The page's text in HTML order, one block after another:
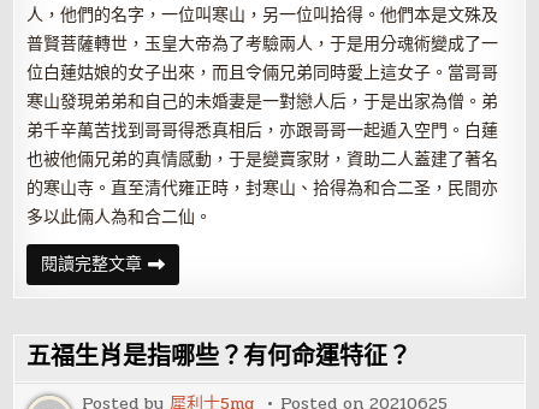
人，他們的名字，一位叫寒山，另一位叫拾得。他們本是文殊及
普賢菩薩轉世，玉皇大帝為了考驗兩人，于是用分魂術變成了一
位白蓮姑娘的女子出來，而且令倆兄弟同時愛上這女子。當哥哥
寒山發現弟弟和自己的未婚妻是一對戀人后，于是出家為僧。弟
弟千辛萬苦找到哥哥得悉真相后，亦跟哥哥一起遁入空門。白蓮
也被他倆兄弟的真情感動，于是變賣家財，資助二人蓋建了著名
的寒山寺。直至清代雍正時，封寒山、拾得為和合二圣，民間亦
多以此倆人為和合二仙。
閱讀完整文章促
進
姻
的
風
水
吉
祥
五福生肖是指哪些？有何命運特征？
Posted by犀利士5mg Posted on20210625